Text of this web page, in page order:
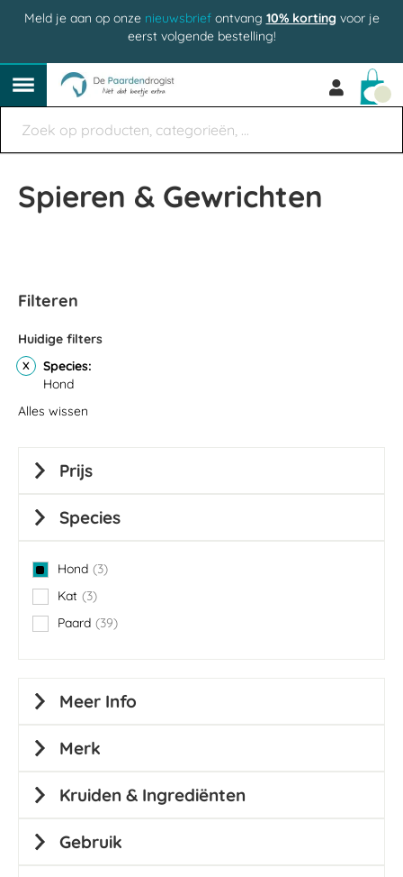
Meld je aan op onze nieuwsbriefontvang 10% korting voor je
eerst volgende bestelling!
Spieren & Gewrichten
Filteren
Huidige filters
Species
Hond
Alles wissen
Prijs
Species
Hond 3
items
Kat
3
items
Paard
39
items
Meer Info
Merk
Kruiden & Ingrediënten
Gebruik